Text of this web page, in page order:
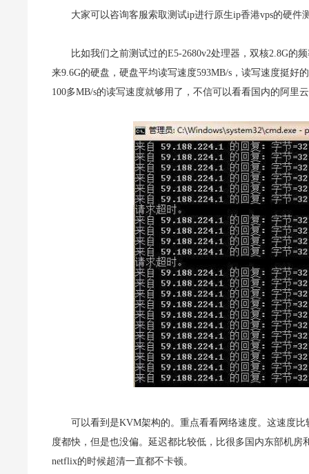
大家可以咨询客服索取测试ip进行原生ip香港vps的硬件
比如我们之前测试过的E5-2680v2处理器， 双核2.8G的
来9.6G的硬盘，硬盘平均读写速度593MB/s，读写速度挺
100多MB/s的读写速度就够用了，不信可以看看国内的阿里
可以看到是KVM架构的。重点看看网络速度。这速度
度都快，但是也没偏。延迟都比较低，比很多国内东部机
netflix的时候超清一直都不卡顿。